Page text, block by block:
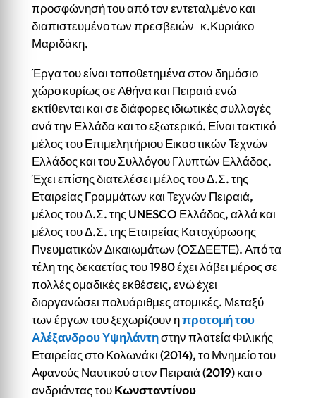
προσφώνησή του από τον εντεταλμένο και
διαπιστευμένο των πρεσβειών κ.Κυριάκο
Μαριδάκη.
Έργα του είναι τοποθετημένα στον δημόσιο
χώρο κυρίως σε Αθήνα και Πειραιά ενώ
εκτίθενται και σε διάφορες ιδιωτικές συλλογές
ανά την Ελλάδα και το εξωτερικό. Είναι τακτικό
μέλος του Επιμελητήριου Εικαστικών Τεχνών
Ελλάδος και του Συλλόγου Γλυπτών Ελλάδος.
Έχει επίσης διατελέσει μέλος του Δ.Σ. της
Εταιρείας Γραμμάτων και Τεχνών Πειραιά,
μέλος του Δ.Σ. της UNESCO Ελλάδος, αλλά και
μέλος του Δ.Σ. της Εταιρείας Κατοχύρωσης
Πνευματικών Δικαιωμάτων (ΟΣΔΕΕΤΕ). Από τα
τέλη της δεκαετίας του 1980 έχει λάβει μέρος σε
πολλές ομαδικές εκθέσεις, ενώ έχει
διοργανώσει πολυάριθμες ατομικές. Μεταξύ
των έργων του ξεχωρίζουν ηπροτομή του
Αλέξανδρου Υψηλάντηστην πλατεία Φιλικής
Εταιρείας στο Κολωνάκι (2014), το Μνημείο του
Αφανούς Ναυτικού στον Πειραιά (2019) και ο
ανδριάντας τουΚωνσταντίνου